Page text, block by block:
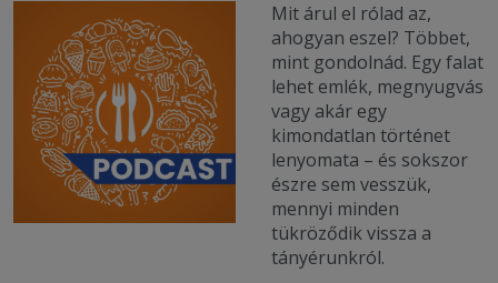
Mit árul el rólad az,
ahogyan eszel? Többet,
mint gondolnád. Egy falat
lehet emlék, megnyugvás
vagy akár egy
kimondatlan történet
lenyomata – és sokszor
észre sem vesszük,
mennyi minden
tükröződik vissza a
tányérunkról.